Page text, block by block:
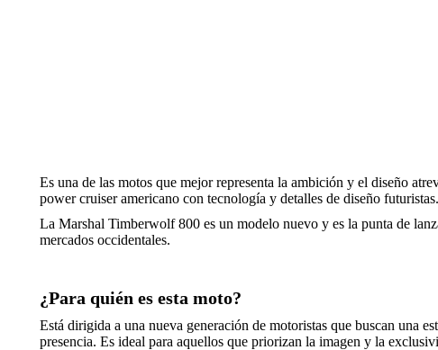
Es una de las motos que mejor representa la ambición y el diseño
power cruiser americano con tecnología y detalles de diseño
La Marshal Timberwolf 800 es un modelo nuevo y es la punta de
mercados occidentales.
¿Para quién es esta moto?
Está dirigida a una nueva generación de motoristas que buscan una
presencia. Es ideal para aquellos que priorizan la imagen y la